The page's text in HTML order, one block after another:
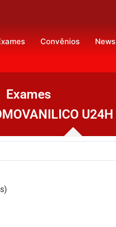
Convênios News
Exames
U24H